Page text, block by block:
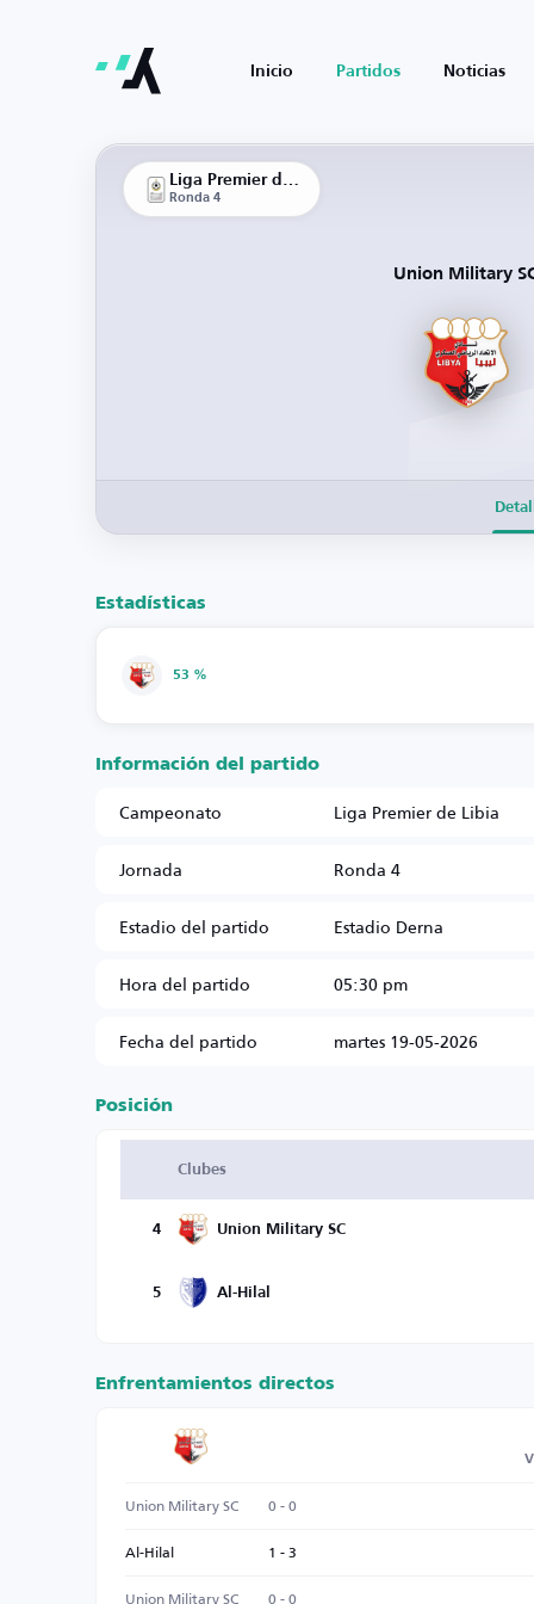
Inicio Partidos Noticias
Liga Premier de Libia
Ronda 4
Union Military
Estadísticas
53 %
Información del partido
Campeonato
Liga Premier de Libia
Jornada
Ronda 4
Estadio del partido
Estadio Derna
Hora del partido
05:30 pm
Fecha del partido
martes 19-05-2026
Posición
Clubes
4 Union Military SC
5 Al-Hilal
Enfrentamientos directos
Union Military SC 0 - 0
Al-Hilal
1 - 3